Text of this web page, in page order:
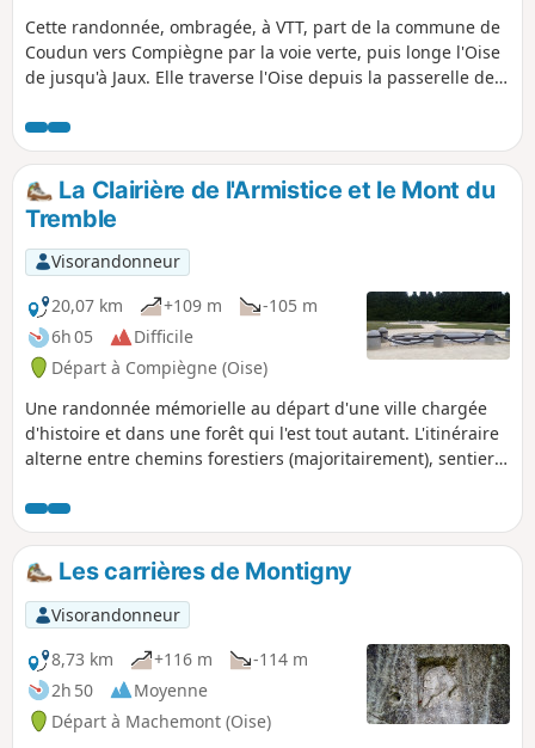
Cette randonnée, ombragée, à VTT, part de la commune de
Coudun vers Compiègne par la voie verte, puis longe l'Oise
de jusqu'à Jaux. Elle traverse l'Oise depuis la passerelle de
au niveau du pont de l'Aisne, puis traverse à nouveau l'Oise
par un pont atypique du Canal de l'Oise au niveau des
écluses de Longueil-Annel. Elle file ensuite vers le Mont
Ganelon pour redescendre sur Clairoix et finir à Coudun.
La Clairière de l'Armistice et le Mont du
Tremble
Visorandonneur
20,07 km
+109 m
-105 m
6h 05
Difficile
Départ à Compiègne (Oise)
Une randonnée mémorielle au départ d'une ville chargée
d'histoire et dans une forêt qui l'est tout autant. L'itinéraire
alterne entre chemins forestiers (majoritairement), sentiers,
Tremble, cheminement le long de l'Aisne et tronçons
urbains riches en patrimoine.
Les carrières de Montigny
Visorandonneur
8,73 km
+116 m
-114 m
2h 50
Moyenne
Départ à Machemont (Oise)